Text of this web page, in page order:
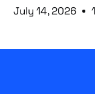
July 14, 2026